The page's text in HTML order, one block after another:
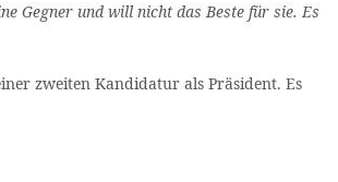
Gegner und will nicht das Beste für sie. Es
zweiten Kandidatur als Präsident. Es